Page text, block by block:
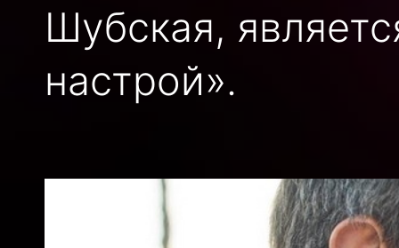
Шубская,
настрой».